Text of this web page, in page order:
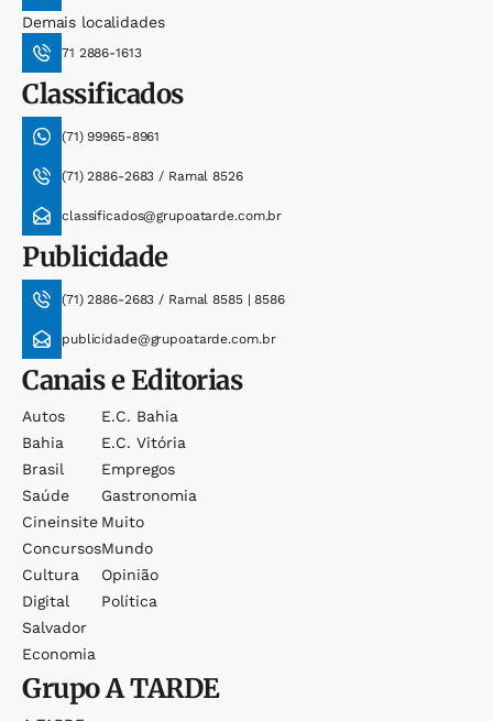
Demais localidades
71 2886-1613
Classificados
(71) 99965-8961
(71) 2886-2683 / Ramal 8526
classificados@grupoatarde.com.br
Publicidade
(71) 2886-2683 / Ramal 8585 | 8586
publicidade@grupoatarde.com.br
Canais e Editorias
Autos
Bahia
Brasil
Saúde
Cineinsite
Concursos
Cultura
Digital
Salvador
Economia
E.c. Bahia
E.c. Vitória
Empregos
Gastronomia
Muito
Mundo
Opinião
Política
GrupoA TARDE